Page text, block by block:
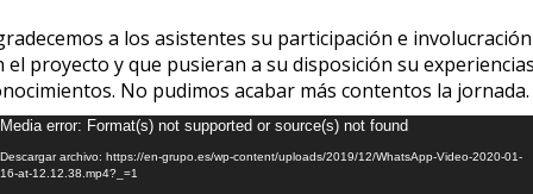
a los asistentes su participación e involucración
el proyecto y que pusieran a su disposición su
No pudimos acabar más contentos la jornada.
Media error: Format(s) not supported or source(s) not found
Descargar archivo: https://en-grupo.es/wp-content/uploads/2019/12/WhatsApp-Video-2020-01-
16-at-12.12.38.mp4?_=1